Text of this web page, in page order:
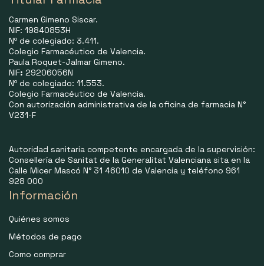
Carmen Gimeno Siscar.
NIF: 19840853H
Nº de colegiado: 3.411.
Colegio Farmacéutico de Valencia.
Paula Roquet-Jalmar Gimeno.
NIF: 29206056N
Nº de colegiado: 11.553.
Colegio Farmacéutico de Valencia.
Con autorización administrativa de la oficina de farmacia N°
V231-F
Autoridad sanitaria competente encargada de la supervisión:
Consellería de Sanitat de la Generalitat Valenciana sita en la
Calle Micer Mascó N° 31 46010 de Valencia y teléfono 961
928 000
Información
Quiénes somos
Métodos de pago
Como comprar